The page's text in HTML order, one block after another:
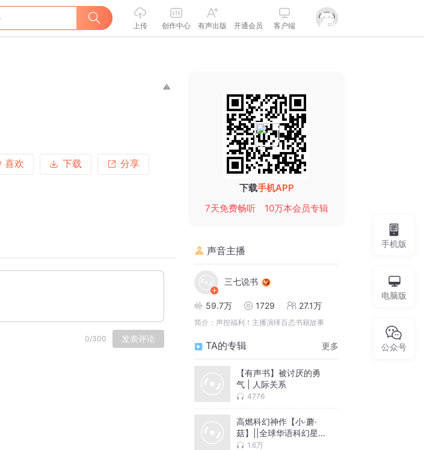
上传 创作中心 有声出版 开通会员 客户端
喜欢
下载 分享
0/300 发表评论
下载手机APP
7天免费畅听
10万本会员专辑
声音主播
三七说书
59.7万 1729 27.1万
简介： 声控福利！主播演绎百态书籍故事
TA的专辑 更多
【有声书】被讨厌的勇
气 | 人际关系
4776
高燃科幻神作【小·蘑·
菇】||全球华语科幻星云
奖|||高虐/高甜/救赎/羁
1.6万
手机版
电脑版
公众号